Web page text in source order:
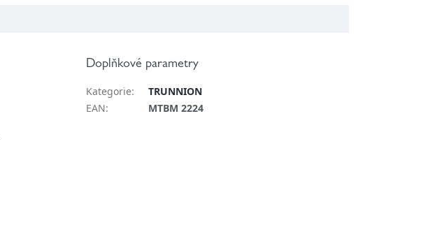
Doplňkové parametry
Kategorie:
TRUNNION
EAN: MTBM 2224